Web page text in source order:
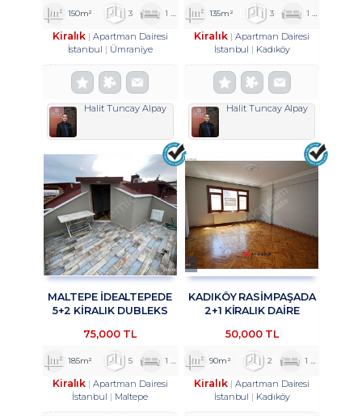
150m² 3 1 2
Kiralık
Apartman Dairesi
İstanbul
Ümraniye
Halit Tuncay Alpay
135m² 3 1
Kiralık
Apartman Dairesi
İstanbul
Kadıköy
Halit Tuncay Alpay
MALTEPE İDEALTEPEDE
5+2 KİRALIK DUBLEKS
75,000 TL
185m² 5 1 2
Kiralık
Apartman Dairesi
İstanbul
Maltepe
KADIKÖY RASİMPAŞADA
2+1 KİRALIK DAİRE
50,000 TL
90m² 2 1
Kiralık
Apartman Dairesi
İstanbul
Kadıköy